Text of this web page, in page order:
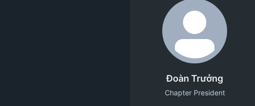
Đoàn Trưởng
Chapter President